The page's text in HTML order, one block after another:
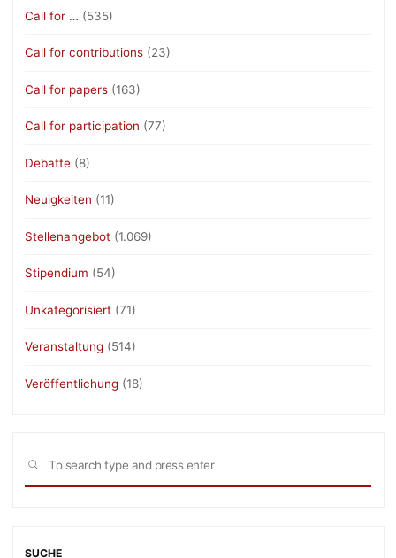
Call for … (535)
Call for contributions (23)
Call for papers (163)
Call for participation (77)
Debatte (8)
Neuigkeiten (11)
Stellenangebot (1.069)
Stipendium (54)
Unkategorisiert (71)
Veranstaltung (514)
Veröffentlichung (18)
SEARCH
SUCHE